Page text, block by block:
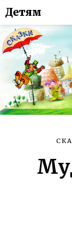
Детям